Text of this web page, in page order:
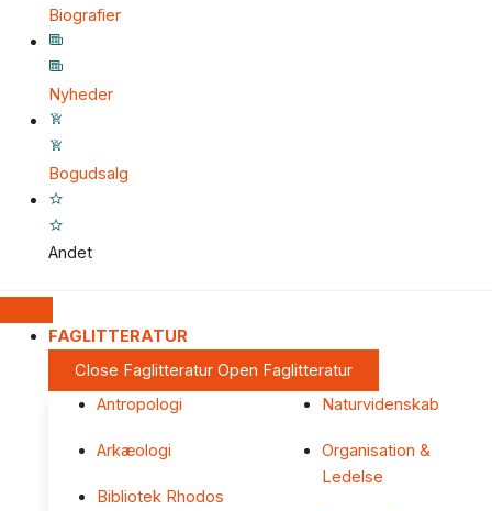
Biografier
Nyheder
Bogudsalg
Andet
FAGLITTERATUR
Close Faglitteratur Open Faglitteratur
Antropologi
Arkæologi
Bibliotek Rhodos
Naturvidenskab
Organisation &
Ledelse